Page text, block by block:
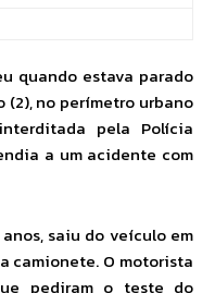
quando estava parado
(2), no perímetro urbano
pela Polícia
a um acidente com
saiu do veículo em
camionete. O motorista
pediram o teste do